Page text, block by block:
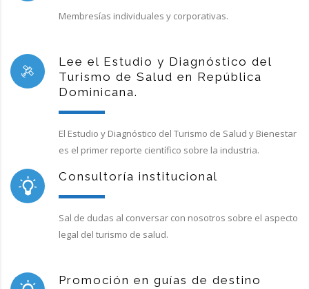
Membresías individuales y corporativas.
Lee el Estudio y Diagnóstico del
Turismo de Salud en República
Dominicana.
El Estudio y Diagnóstico del Turismo de Salud y Bienestar
es el primer reporte científico sobre la industria.
Consultoría institucional
Sal de dudas al conversar con nosotros sobre el aspecto
legal del turismo de salud.
Promoción en guías de destino